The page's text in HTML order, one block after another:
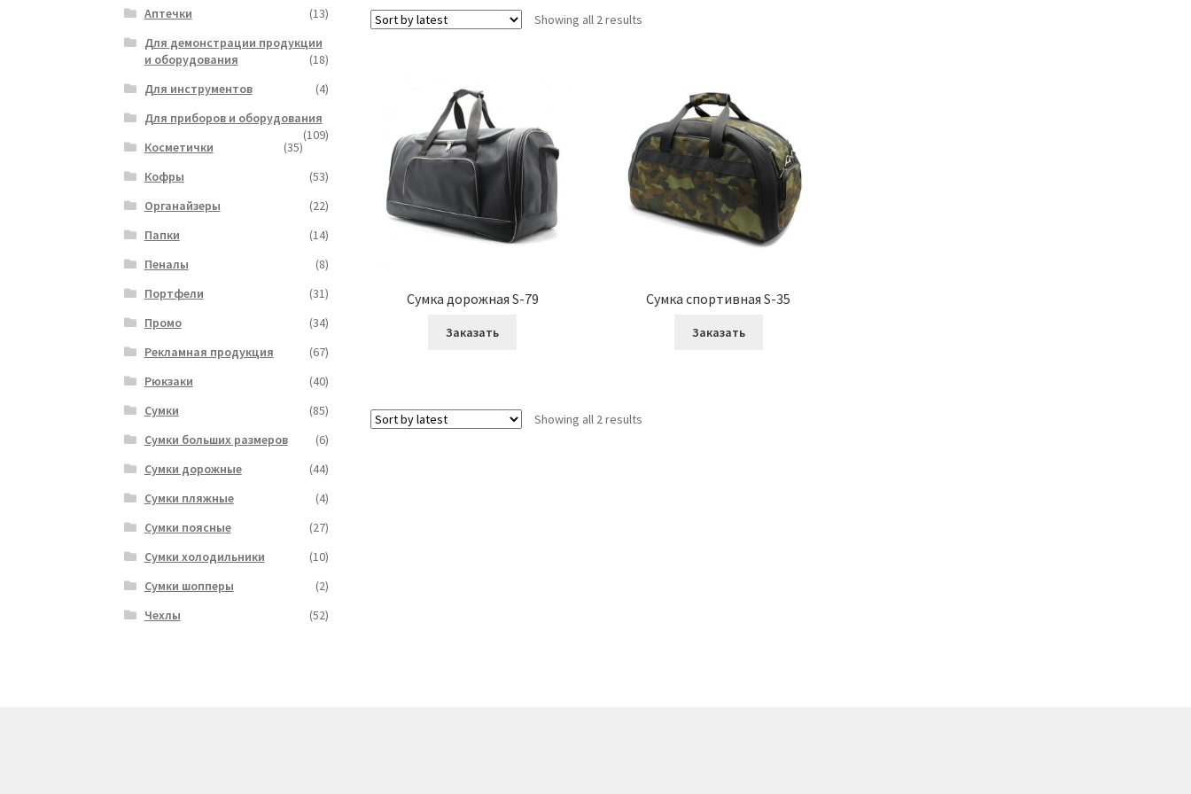
Showing all 2 results
Сумка дорожная S-79
Заказать
Сумка спортивная S-35
Заказать
Showing all 2 results
Аптечки
(13)
Для демонстрации продукции
и оборудования
(18)
Для инструментов
(4)
Для приборов и оборудования
(109)
Косметички
(35)
Кофры
(53)
Органайзеры
(22)
Папки
(14)
Пеналы
(8)
Портфели
(31)
Промо
(34)
Рекламная продукция
(67)
Рюкзаки
(40)
Сумки
(85)
Сумки больших размеров
(6)
Сумки дорожные
(44)
Сумки пляжные
(4)
Сумки поясные
(27)
Сумки холодильники
(10)
Сумки шопперы
(2)
Чехлы
(52)